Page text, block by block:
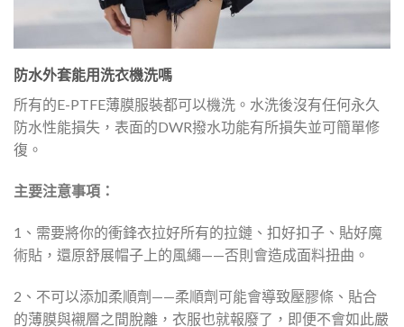
防水外套能用洗衣機洗嗎
所有的E-PTFE薄膜服裝都可以機洗。水洗後沒有任何永久
防水性能損失，表面的DWR撥水功能有所損失並可簡單修
復。
主要注意事項：
1、需要將你的衝鋒衣拉好所有的拉鏈、扣好扣子、貼好魔
術貼，還原舒展帽子上的風繩——否則會造成面料扭曲。
2、不可以添加柔順劑——柔順劑可能會導致壓膠條、貼合
的薄膜與襯層之間脫離，衣服也就報廢了，即便不會如此嚴